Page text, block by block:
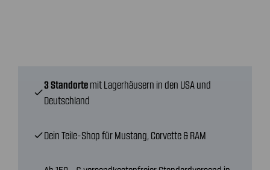
check
3 Standorte mit Lagerhäusern in den USA und
Deutschland
checkDein Teile-Shop für Mustang, Corvette & RAM